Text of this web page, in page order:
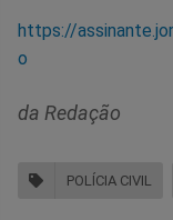
https://
o
da Redação
POLÍCIA CIVIL